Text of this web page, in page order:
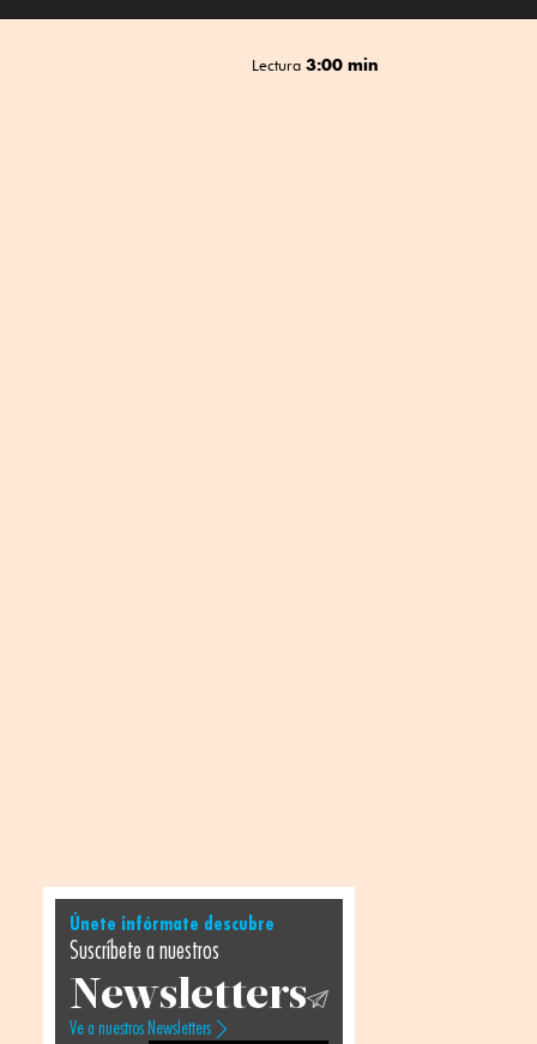
Lectura 3:00 min
Únete infórmate descubre
Suscríbete a nuestros
Newsletters
Ve a nuestros Newsletters